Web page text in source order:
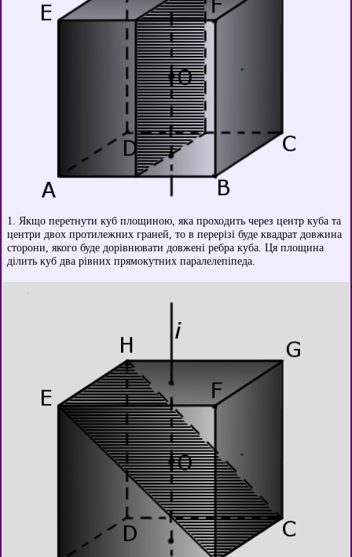
1. Якщо перетнути куб площиною, яка проходить через центр куба та
центри двох протилежних граней, то в перерізі буде квадрат довжина
сторони, якого буде дорівнювати довжені ребра куба. Ця площина
ділить куб два рівних прямокутних паралелепіпеда.